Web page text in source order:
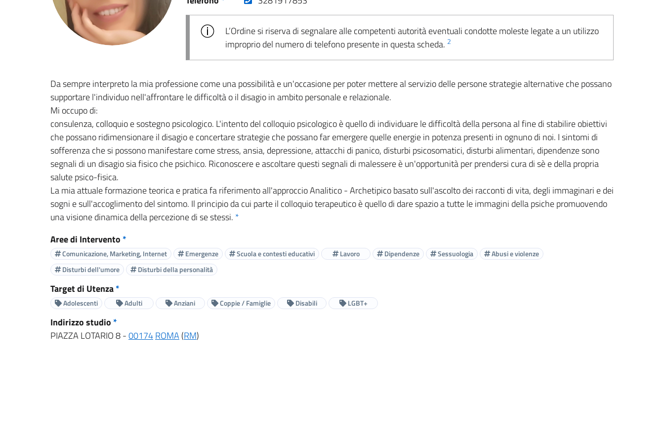
L’Ordine si riserva di segnalare alle competenti autorità eventuali condotte moleste legate a un utilizzo
improprio del numero di telefono presente in questa scheda. 2
Da sempre interpreto la mia professione come una possibilità e un'occasione per poter mettere al servizio delle persone strategie alternative che possano
supportare l'individuo nell'affrontare le difficoltà o il disagio in ambito personale e relazionale.
Mi occupo di:
consulenza, colloquio e sostegno psicologico. L'intento del colloquio psicologico è quello di individuare le difficoltà della persona al fine di stabilire obiettivi
che possano ridimensionare il disagio e concertare strategie che possano far emergere quelle energie in potenza presenti in ognuno di noi. I sintomi di
sofferenza che si possono manifestare come stress, ansia, depressione, attacchi di panico, disturbi psicosomatici, disturbi alimentari, dipendenze sono
segnali di un disagio sia fisico che psichico. Riconoscere e ascoltare questi segnali di malessere è un'opportunità per prendersi cura di sè e della propria
salute psico-fisica.
La mia attuale formazione teorica e pratica fa riferimento all'approccio Analitico - Archetipico basato sull'ascolto dei racconti di vita, degli immaginari e dei
sogni e sull'accoglimento del sintomo. Il principio da cui parte il colloquio terapeutico è quello di dare spazio a tutte le immagini della psiche promuovendo
una visione dinamica della percezione di se stessi. *
Aree di Intervento *
Comunicazione, Marketing, Internet Emergenze Scuola e contesti educativi Lavoro Dipendenze Sessuologia
Abusi e violenze
Disturbi dell'umore
Disturbi della personalità
Target di Utenza*
Adolescenti Adulti Anziani Coppie / Famiglie Disabili LGBT+
Indirizzo studio *
PIAZZA LOTARIO 8 -00174ROMA(RM)